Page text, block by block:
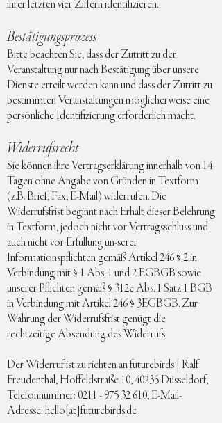
ihrer letzten vier Ziffern identifizieren.
Bestätigungsprozess
Bitte beachten Sie, dass der Zutritt zu der
Veranstaltung nur nach Bestätigung über unsere
Dienste erteilt werden kann und dass der Zutritt zu
bestimmten Veranstaltungen möglicherweise eine
persönliche Identifizierung erforderlich macht.
Widerrufsrecht
Sie können ihre Vertragserklärung innerhalb von 14
Tagen ohne Angabe von Gründen in Textform
(z.B. Brief, Fax, E-Mail) widerrufen. Die
Widerrufsfrist beginnt nach Erhalt dieser Belehrung
in Textform, jedoch nicht vor Vertragsschluss und
auch nicht vor Erfüllung un-serer
Informationspflichten gemäß Artikel 246 § 2 in
Verbindung mit § 1 Abs. 1 und 2 EGBGB sowie
unserer Pflichten gemäß § 312e Abs. 1 Satz 1 BGB
in Verbindung mit Artikel 246 § 3EGBGB. Zur
Wahrung der Widerrufsfrist genügt die
rechtzeitige Absendung des Widerrufs.
Der Widerruf ist zu richten an ​futurebirds | Ralf
Freudenthal, Hoffeldstraße 10, 40235 Düsseldorf,
Telefonnummer: 0211 - 975 32 610, E-Mail-
Adresse: hello[at]futurebirds.de